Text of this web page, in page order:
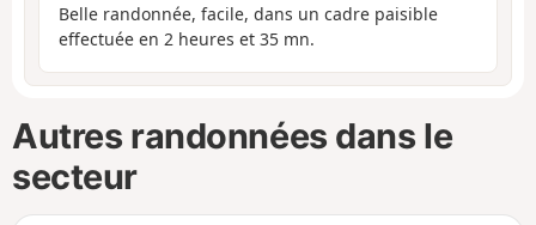
Belle randonnée, facile, dans un cadre paisible
effectuée en 2 heures et 35 mn.
Autres randonnées dans le
secteur